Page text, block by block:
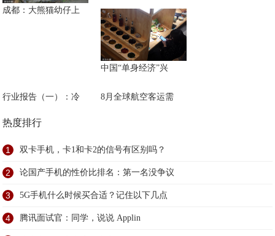
成都：大熊猫幼仔上
中国“单身经济”兴
行业报告（一）：冷 8月全球航空客运需
热度排行
1 双卡手机，卡1和卡2的信号有区别吗？
2 论国产手机的性价比排名：第一名没争议
3 5G手机什么时候买合适？记住以下几点
4 腾讯面试官：同学，说说 Applin